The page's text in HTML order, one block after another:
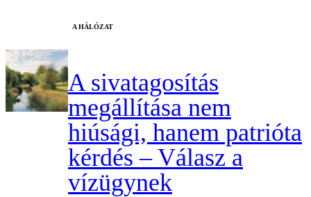
A HÁLÓZAT
A sivatagosítás
megállítása nem
hiúsági, hanem patrióta
kérdés – Válasz a
vízügynek